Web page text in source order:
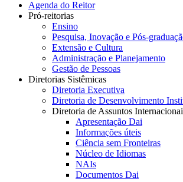
Agenda do Reitor
Pró-reitorias
Ensino
Pesquisa, Inovação e Pós-
Extensão e Cultura
Administração e Planejamento
Gestão de Pessoas
Diretorias Sistêmicas
Diretoria Executiva
Diretoria de Desenvolvimento
Diretoria de Assuntos
Apresentação Dai
Informações úteis
Ciência sem Fronteiras
Núcleo de Idiomas
NAIs
Documentos Dai